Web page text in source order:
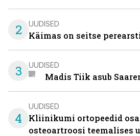
2 UUDISED
Käimas on seitse
3 UUDISED
Madis Tiik asub
4
UUDISED
Kliinikumi ortopeedid
osteoartroosi teemalises